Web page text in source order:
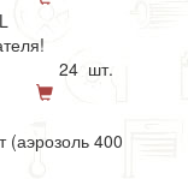
24 шт.
(аэрозоль 400